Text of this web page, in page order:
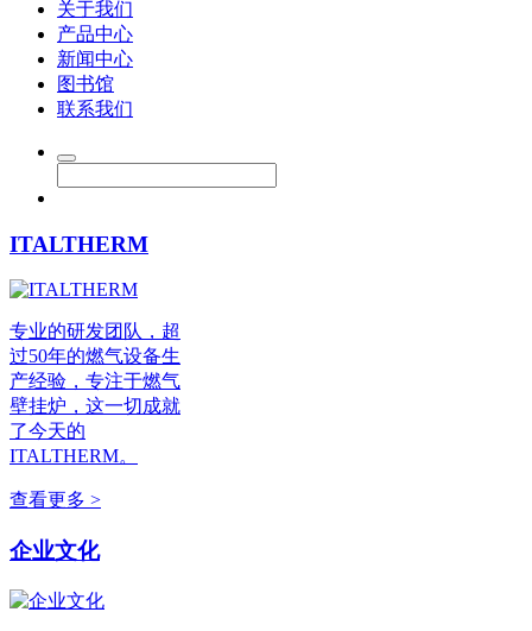
关于我们
产品中心
新闻中心
图书馆
联系我们
ITALTHERM
专业的研发团队，超
过50年的燃气设备生
产经验，专注于燃气
壁挂炉，这一切成就
了今天的
ITALTHERM。
查看更多 >
企业文化